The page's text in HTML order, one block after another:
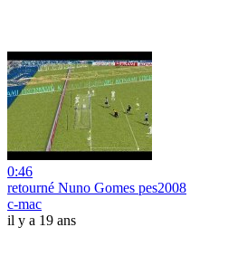
0:46
retourné Nuno Gomes pes2008
c-mac
il y a 19 ans